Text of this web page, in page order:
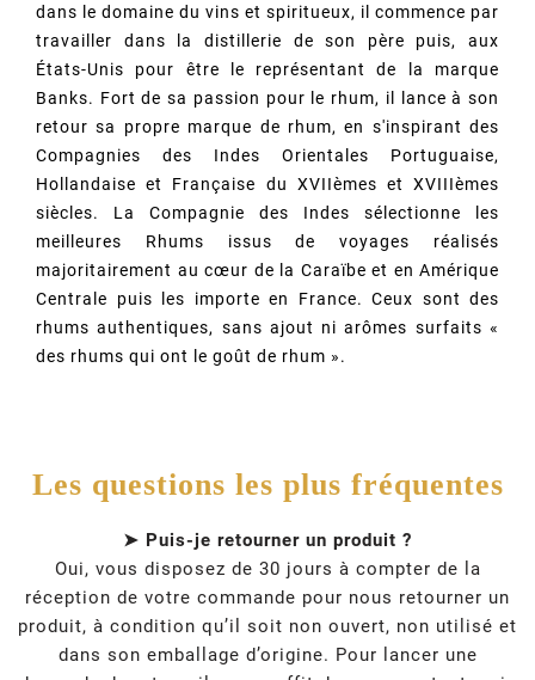
dans le domaine du vins et spiritueux, il commence par
travailler dans la distillerie de son père puis, aux
États-Unis pour être le représentant de la marque
Banks. Fort de sa passion pour le rhum, il lance à son
retour sa propre marque de rhum, en s'inspirant des
Compagnies des Indes Orientales Portuguaise,
Hollandaise et Française du XVIIèmes et XVIIIèmes
siècles. La Compagnie des Indes sélectionne les
meilleures Rhums issus de voyages réalisés
majoritairement au cœur de la Caraïbe et en Amérique
Centrale puis les importe en France. Ceux sont des
rhums authentiques, sans ajout ni arômes surfaits «
des rhums qui ont le goût de rhum ».
Les questions les plus fréquentes
➤ Puis-je retourner un produit ?
Oui, vous disposez de 30 jours à compter de la
réception de votre commande pour nous retourner un
produit, à condition qu’il soit non ouvert, non utilisé et
dans son emballage d’origine. Pour lancer une